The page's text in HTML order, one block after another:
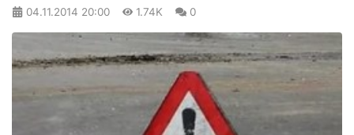
04.11.2014 20:00 1.74K 0